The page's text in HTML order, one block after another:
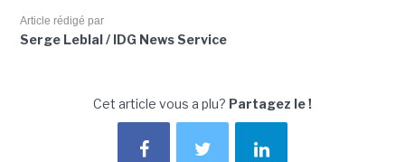
Article rédigé par
Serge Leblal / IDG News Service
Cet article vous a plu? Partagez le !